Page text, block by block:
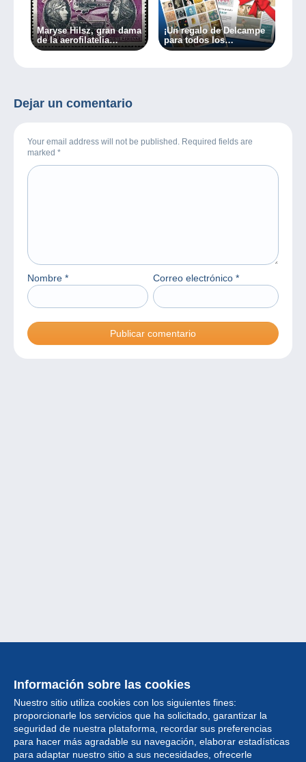
Maryse Hilsz, gran dama
de la aerofilatelia
(segunda parte)
¡Un regalo de Delcampe
para todos los
coleccionistas!
Dejar un comentario
Your email address will not be published. Required fields are
marked *
Nombre * Correo electrónico *
Información sobre las cookies
Nuestro sitio utiliza cookies con los siguientes fines:
proporcionarle los servicios que ha solicitado, garantizar la
seguridad de nuestra plataforma, recordar sus preferencias
para hacer más agradable su navegación, elaborar estadísticas
para adaptar nuestro sitio a sus necesidades, ofrecerle